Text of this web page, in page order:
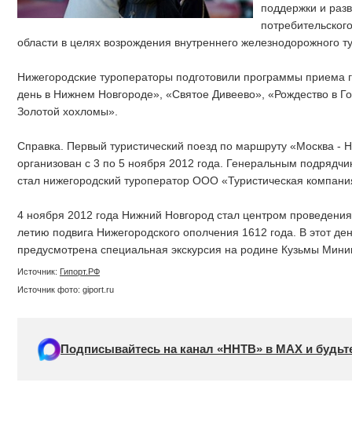
поддержки и
области в целях возрождения внутреннего железнодорожного
Нижегородские туроператоры подготовили программы приема
день в Нижнем Новгороде», «Святое Дивеево», «Рождество в
Золотой хохломы».
Справка. Первый туристический поезд по маршруту «Москва -
организован с 3 по 5 ноября 2012 года. Генеральным
стал нижегородский туроператор ООО «Туристическая
4 ноября 2012 года Нижний Новгород стал центром
летию подвига Нижегородского ополчения 1612 года. В этот
предусмотрена специальная экскурсия на родине Кузьмы
Источник: Гипорт.РФ
Источник фото: giport.ru
Подписывайтесь на канал «ННТВ» в МАХ и